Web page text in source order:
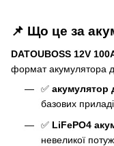
📌 Що це за
DATOUBOSS 12V
формат акумулятора
✅ акумулятор
базових
✅ LiFePO4
невеликої